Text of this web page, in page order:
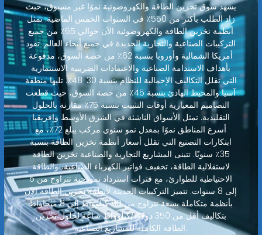
يشهد سوق تخزين الطاقة والكهروضوئية نموًا غير مسبوق، حيث
زاد الطلب بأكثر من 550٪ في السنوات الخمس الماضية. تمثل
أنظمة تخزين الطاقة والكهروضوئية الآن حوالي 65٪ من جميع
التركيبات الصناعية والتجارية الجديدة في جميع أنحاء العالم. تقود
أمريكا الشمالية وأوروبا بنسبة 62٪ من حصة السوق، مدفوعة
بأهداف الاستدامة الصناعية والاعتمادات الضريبية الاستثمارية
التي تقلل التكاليف الإجمالية للنظام بنسبة 30-48٪. تليها منطقة
آسيا والمحيط الهادئ بنسبة 45٪ من حصة السوق، حيث قطعت
التصاميم المعيارية أوقات التثبيت بنسبة 75٪ مقارنة بالحلول
التقليدية. تمثل الأسواق الناشئة في الشرق الأوسط وإفريقيا
أسرع المناطق نموًا بمعدل نمو سنوي مركب يبلغ 72٪، مع
ابتكارات التصنيع التي تقلل أسعار أنظمة تخزين الطاقة بنسبة
35٪ سنويًا. تتبنى المشاريع التجارية والصناعية تخزين الطاقة
لاستقلالية الطاقة، تخفيف فواتير الكهرباء الصناعية، والطاقة
الاحتياطية للطوارئ، مع فترات استرداد نموذجية تتراوح من 5
إلى 8 سنوات. تتميز التركيبات الحديثة لأنظمة تخزين الطاقة الآن
بأنظمة متكاملة بسعة تتراوح من 80 كيلوواط إلى 8 ميجاواط
بتكاليف أقل من 350 دولارًا/كيلوواط ساعة لحلول تخزين
الطاقة الكاملة للمشاريع الصناعية.